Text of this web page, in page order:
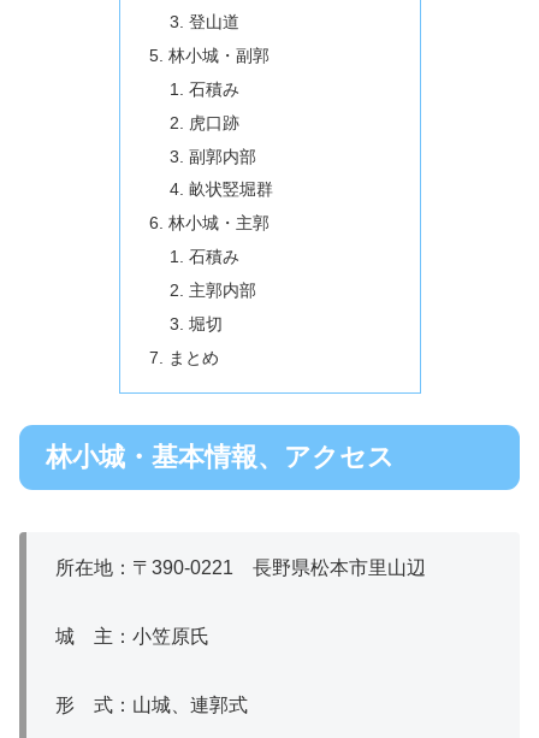
登山道
林小城・副郭
石積み
虎口跡
副郭内部
畝状竪堀群
林小城・主郭
石積み
主郭内部
堀切
まとめ
林小城・基本情報、アクセス
所在地：〒390‐0221 長野県松本市里山辺
城 主：小笠原氏
形 式：山城、連郭式